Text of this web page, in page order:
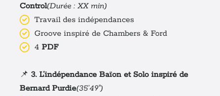
Control(Durée : XX min)
Travail des indépendances
Groove inspiré de Chambers & Ford
4 PDF
📌 3. L’indépendance Baïon et Solo inspiré de
Bernard Purdie(35’49")